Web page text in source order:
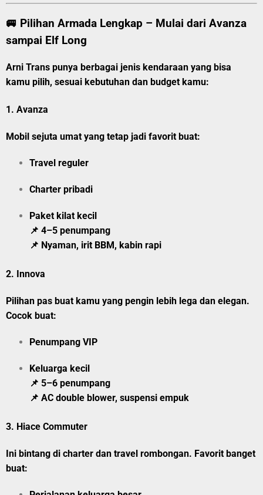
🚐 Pilihan Armada Lengkap – Mulai dari Avanza
sampai Elf Long
Arni Trans punya berbagai jenis kendaraan yang bisa
kamu pilih, sesuai kebutuhan dan budget kamu:
1. Avanza
Mobil sejuta umat yang tetap jadi favorit buat:
Travel reguler
Charter pribadi
Paket kilat kecil
📌 4–5 penumpang
📌 Nyaman, irit BBM, kabin rapi
2. Innova
Pilihan pas buat kamu yang pengin lebih lega dan elegan.
Cocok buat:
Penumpang VIP
Keluarga kecil
📌 5–6 penumpang
📌 AC double blower, suspensi empuk
3. Hiace Commuter
Ini bintang di charter dan travel rombongan. Favorit banget
buat: